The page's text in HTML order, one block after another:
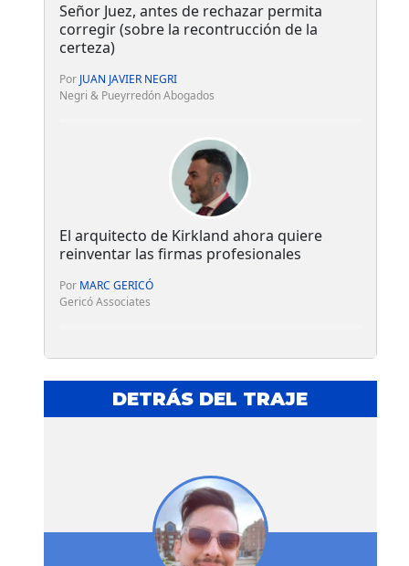
Señor Juez, antes de rechazar permita
corregir (sobre la recontrucción de la
certeza)
Por JUAN JAVIER NEGRI
Negri & Pueyrredón Abogados
El arquitecto de Kirkland ahora quiere
reinventar las firmas profesionales
Por MARC GERICÓ
Gericó Associates
DETRÁS DEL TRAJE